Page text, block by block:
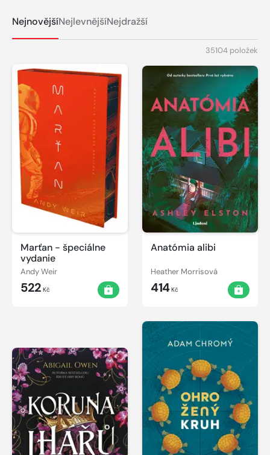
NejnovějšíNejlevnějšíNejdražší
35104 položek
Marťan - špeciálne
vydanie
Andy Weir
522 Kč
Anatómia alibi
Heather Morrisová
414Kč